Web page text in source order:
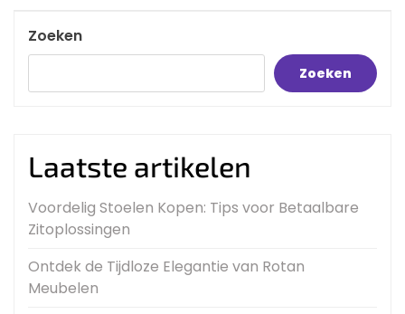
Zoeken
Zoeken
Laatste artikelen
Voordelig Stoelen Kopen: Tips voor Betaalbare
Zitoplossingen
Ontdek de Tijdloze Elegantie van Rotan
Meubelen